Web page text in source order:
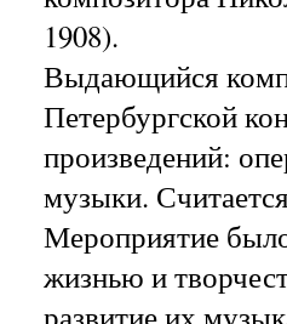
1908).
Выдающийся
Петербургской
произведений:
музыки.
Мероприятие
жизнью и
развитие их